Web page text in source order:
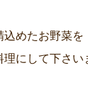
込めたお野菜を
理にして下さい